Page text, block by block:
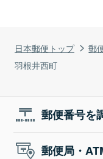
日本郵便トップ 郵
羽根井西町
郵便番号を
郵便局・